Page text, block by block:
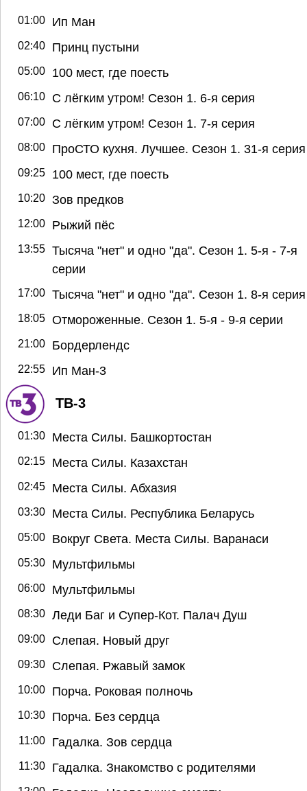
01:00 Ип Ман
02:40 Принц пустыни
05:00 100 мест, где поесть
06:10 С лёгким утром! Сезон 1. 6-я серия
07:00 С лёгким утром! Сезон 1. 7-я серия
08:00 ПроСТО кухня. Лучшее. Сезон 1. 31-я серия
09:25 100 мест, где поесть
10:20 Зов предков
12:00 Рыжий пёс
13:55 Тысяча "нет" и одно "да". Сезон 1. 5-я - 7-я
серии
17:00 Тысяча "нет" и одно "да". Сезон 1. 8-я серия
18:05 Отмороженные. Сезон 1. 5-я - 9-я серии
21:00 Бордерлендс
22:55 Ип Ман-3
ТВ-3
01:30 Места Силы. Башкортостан
02:15 Места Силы. Казахстан
02:45 Места Силы. Абхазия
03:30 Места Силы. Республика Беларусь
05:00 Вокруг Света. Места Силы. Варанаси
05:30 Мультфильмы
06:00 Мультфильмы
08:30 Леди Баг и Супер-Кот. Палач Душ
09:00 Слепая. Новый друг
09:30 Слепая. Ржавый замок
10:00 Порча. Роковая полночь
10:30 Порча. Без сердца
11:00 Гадалка. Зов сердца
11:30 Гадалка. Знакомство с родителями